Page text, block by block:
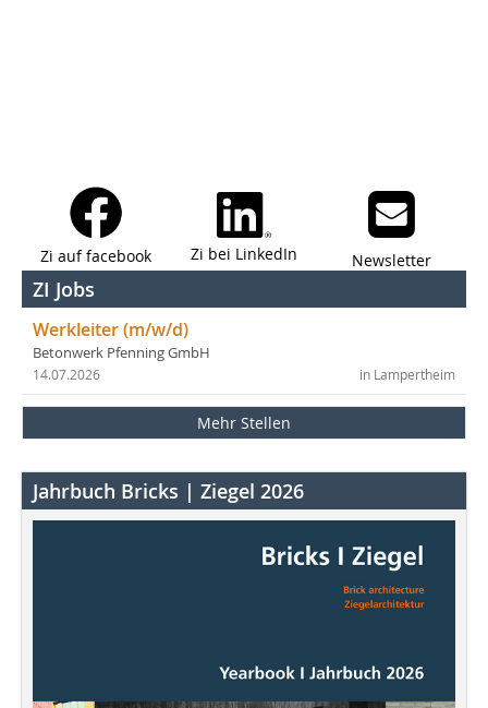
Zi auf facebook Zi bei LinkedIn Newsletter
ZI Jobs
Werkleiter (m/w/d)
Betonwerk Pfenning GmbH
in Lampertheim
14.07.2026
Mehr Stellen
Jahrbuch Bricks | Ziegel 2026